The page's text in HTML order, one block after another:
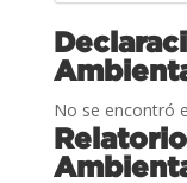
No se encontró